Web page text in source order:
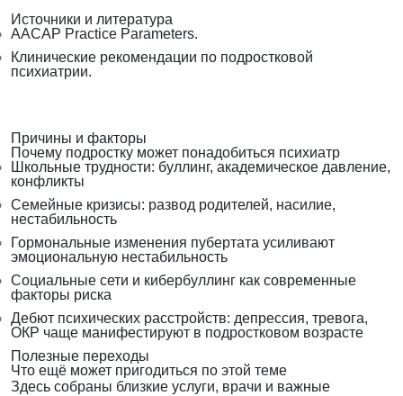
Источники и литература
AACAP Practice Parameters.
Клинические рекомендации по подростковой
психиатрии.
Причины и факторы
Почему подростку может понадобиться психиатр
Школьные трудности: буллинг, академическое давление,
конфликты
Семейные кризисы: развод родителей, насилие,
нестабильность
Гормональные изменения пубертата усиливают
эмоциональную нестабильность
Социальные сети и кибербуллинг как современные
факторы риска
Дебют психических расстройств: депрессия, тревога,
ОКР чаще манифестируют в подростковом возрасте
Полезные переходы
Что ещё может пригодиться по этой теме
Здесь собраны близкие услуги, врачи и важные